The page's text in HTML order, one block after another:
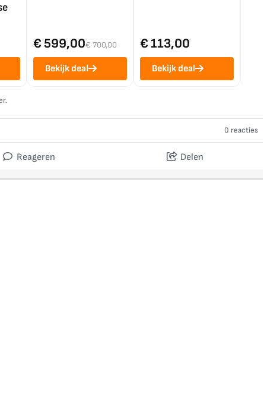
€ 599,00€ 700,00
Bekijk deal
€ 113,00
Bekijk deal
0 reacties
Reageren Delen